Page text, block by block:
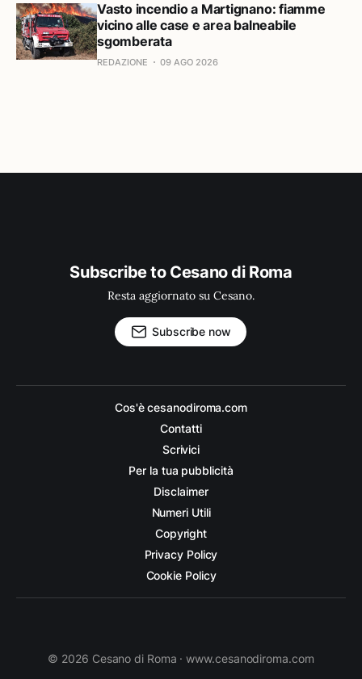
Vasto incendio a Martignano: fiamme
vicino alle case e area balneabile
sgomberata
REDAZIONE 09 AGO 2026
Subscribe to Cesano di Roma
Resta aggiornato su Cesano.
Subscribe now
Cos'è cesanodiroma.com
Contatti
Scrivici
Per la tua pubblicità
Disclaimer
Numeri Utili
Copyright
Privacy Policy
Cookie Policy
© 2026 Cesano di Roma · www.cesanodiroma.com